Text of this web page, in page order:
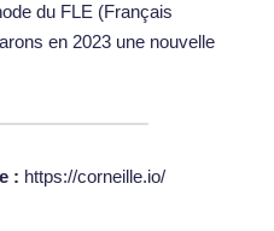
du FLE (Français
en 2023 une nouvelle
: https://corneille.io/